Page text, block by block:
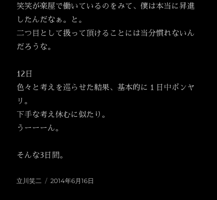
笑笑が楽屋で働いているのをみて、僕は本当に昇進
したんだなぁ。と。
二つ目として扱って頂けることには当分慣れないん
だろうな。
12日
色々と考えを巡らせた結果、基本的に１日中ボンヤ
リ。
下手な考え休むに似たり。
うーーーん。
そんな3日間。
投
立川笑二
投
2014年6月16日